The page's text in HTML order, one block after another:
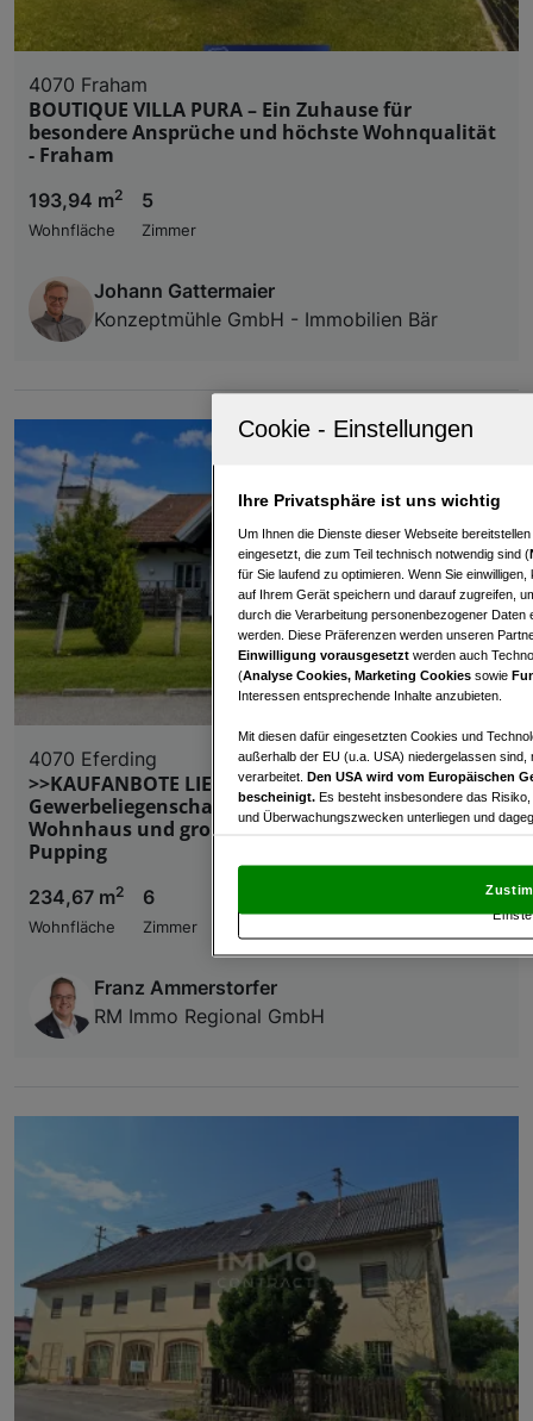
4070 Fraham
BOUTIQUE VILLA PURA – Ein Zuhause für
besondere Ansprüche und höchste Wohnqualität
- Fraham
193,94 m2
Wohnfläche
5
Zimmer
Johann Gattermaier
Konzeptmühle GmbH - Immobilien Bär
4070 Eferding
>>KAUFANBOTE LIEGEN VOR<<
Gewerbeliegenschaft mit hochwertigem
Wohnhaus und großzügigen Freiflächen in
Pupping
234,67 m2
Wohnfläche
6
Zimmer
Franz Ammerstorfer
RM Immo Regional GmbH
Ihre Privatsphäre ist uns wichtig
Um Ihnen die Dienste dieser Webseite
eingesetzt, die zum Teil technisch notwendig sind (
für Sie laufend zu optimieren. Wenn Sie
auf Ihrem Gerät speichern und darauf zugreifen,
durch die Verarbeitung personenbezogener
werden. Diese Präferenzen werden unseren
Einwilligung vorausgesetzt werden auch
(Analyse Cookies, Marketing Cookies sowie
Interessen entsprechende Inhalte anzubieten.
Mit diesen dafür eingesetzten Cookies und
außerhalb der EU (u.a. USA) niedergelassen
verarbeitet. Den USA wird vom Europäischen
bescheinigt. Es besteht insbesondere das
und Überwachungszwecken unterliegen und
und Widerspruch gegen die Verarbeitung auf der
„Cookie Einstellungen“, die sich auf jeder Seite
Wir und unsere Partner verarbeiten
Verwendung genauer Standortdaten.